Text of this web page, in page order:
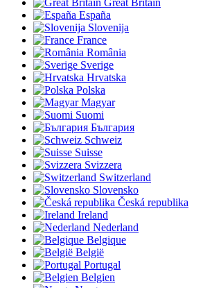
Great Britain
España
Slovenija
France
România
Sverige
Hrvatska
Polska
Magyar
Suomi
България
Schweiz
Suisse
Svizzera
Switzerland
Slovensko
Česká republika
Ireland
Nederland
Belgique
België
Portugal
Belgien